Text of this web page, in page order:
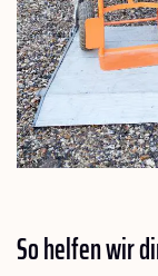
So helfen wir